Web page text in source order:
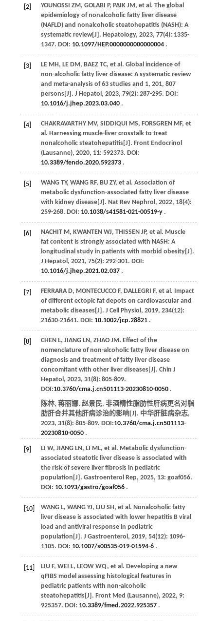
[2] YOUNOSSI ZM, GOLABI P, PAIK JM, et al . The global
epidemiology of nonalcoholic fatty liver disease
(NAFLD) and nonalcoholic steatohepatitis (NASH): A
systematic review[J]. Hepatology, 2023, 77(4): 1335-
1347. DOI: 10.1097/HEP.0000000000000004.
[3] LE MH, LE DM, BAEZ TC, et al . Global incidence of
non-alcoholic fatty liver disease: A systematic review
and meta-analysis of 63 studies and 1, 201, 807
persons[J]. J Hepatol , 2023, 79(2): 287-295. DOI:
10.1016/j.jhep.2023.03.040.
[4] CHAKRAVARTHY MV, SIDDIQUI MS, FORSGREN MF, et
al . Harnessing muscle-liver crosstalk to treat
nonalcoholic steatohepatitis[J]. Front Endocrinol
(Lausanne), 2020, 11: 592373. DOI:
10.3389/fendo.2020.592373.
[5] WANG TY, WANG RF, BU ZY, et al . Association of
metabolic dysfunction-associated fatty liver disease
with kidney disease[J]. Nat Rev Nephrol , 2022, 18(4):
259-268. DOI: 10.1038/s41581-021-00519-y.
[6] NACHIT M, KWANTEN WJ, THISSEN JP, et al . Muscle
fat content is strongly associated with NASH: A
longitudinal study in patients with morbid obesity[J].
J Hepatol , 2021, 75(2): 292-301. DOI:
10.1016/j.jhep.2021.02.037.
[7] FERRARA D, MONTECUCCO F, DALLEGRI F, et al . Impact
of different ectopic fat depots on cardiovascular and
metabolic diseases[J]. J Cell Physiol , 2019, 234(12):
21630-21641. DOI: 10.1002/jcp.28821.
[8] CHEN L, JIANG LN, ZHAO JM. Effect of the
nomenclature of non-alcoholic fatty liver disease on
diagnosis and treatment of fatty liver disease
concomitant with other liver diseases[J]. Chin J
Hepatol , 2023, 31(8): 805-809.
DOI:10.3760/cma.j.cn501113-20230810-0050.
陈林, 蒋丽娜, 赵景民. 非酒精性脂肪性肝病更名对脂
肪肝合并其他肝病诊治的影响[J]. 中华肝脏病杂志,
2023, 31(8): 805-809. DOI:10.3760/cma.j.cn501113-
20230810-0050.
[9] LI W, JIANG LN, LI ML, et al . Metabolic dysfunction-
associated steatotic liver disease is associated with
the risk of severe liver fibrosis in pediatric
population[J]. Gastroenterol Rep, 2025, 13: goaf056.
DOI: 10.1093/gastro/goaf056.
[10] WANG L, WANG YJ, LIU SH, et al . Nonalcoholic fatty
liver disease is associated with lower hepatitis B viral
load and antiviral response in pediatric
population[J]. J Gastroenterol , 2019, 54(12): 1096-
1105. DOI: 10.1007/s00535-019-01594-6.
[11] LIU F, WEI L, LEOW WQ, et al . Developing a new
qFIBS model assessing histological features in
pediatric patients with non-alcoholic
steatohepatitis[J]. Front Med (Lausanne), 2022, 9:
925357. DOI: 10.3389/fmed.2022.925357.